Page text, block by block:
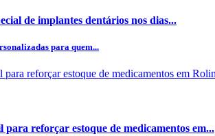
de implantes dentários nos dias...
para quem...
reforçar estoque de medicamentos em...